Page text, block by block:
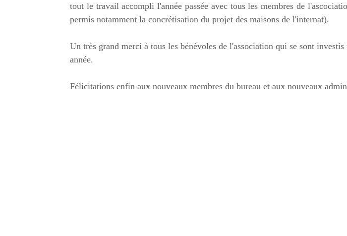
tout le travail accompli l'année passée avec tous les membres de
permis notamment la concrétisation du projet des maisons de l'internat).
Un très grand merci à tous les bénévoles de l'association qui se sont
année.
Félicitations enfin aux nouveaux membres du bureau et aux nouveaux